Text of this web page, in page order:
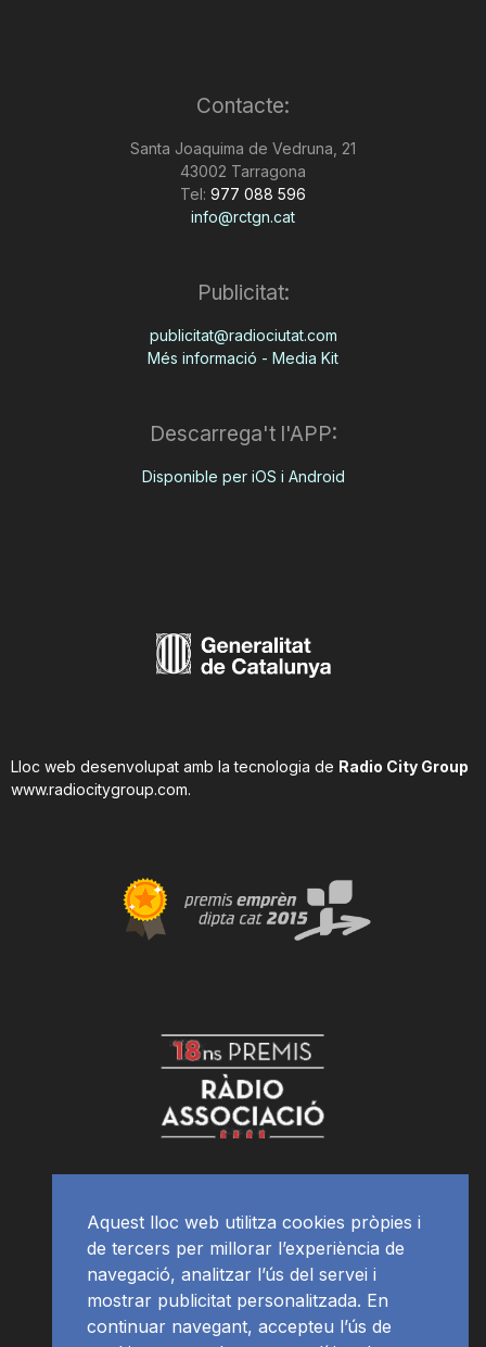
Contacte:
Santa Joaquima de Vedruna, 21
43002 Tarragona
Tel: 977 088 596
info@rctgn.cat
Publicitat:
publicitat@radiociutat.com
Més informació - Media Kit
Descarrega't l'APP:
Disponible per iOS i Android
Lloc web desenvolupat amb la tecnologia de Radio City Group
www.radiocitygroup.com.
Aquest lloc web utilitza cookies pròpies i
de tercers per millorar l’experiència de
navegació, analitzar l’ús del servei i
mostrar publicitat personalitzada. En
continuar navegant, accepteu l’ús de